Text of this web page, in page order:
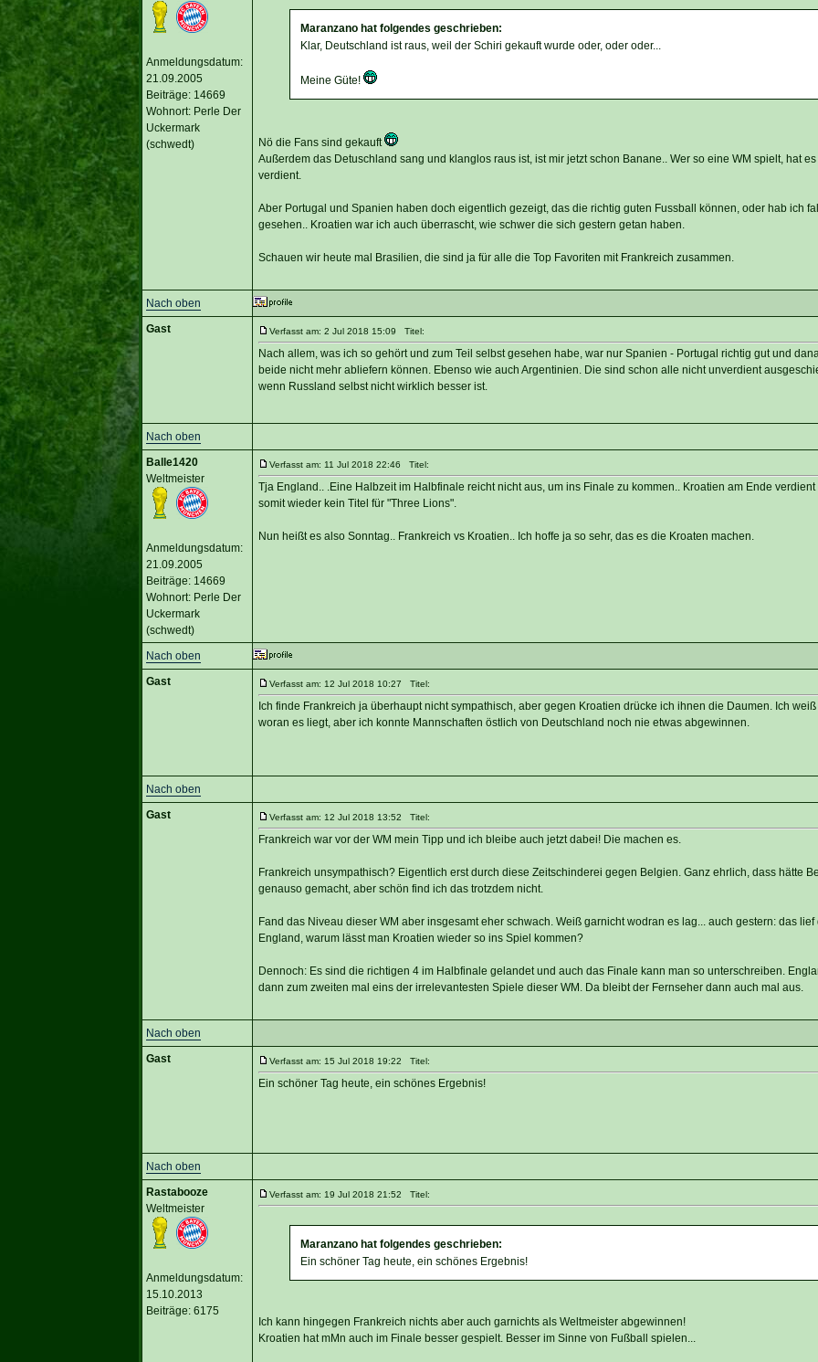
Anmeldungsdatum:
21.09.2005
Beiträge: 14669
Wohnort: Perle Der
Uckermark
(schwedt)
Maranzano hat folgendes geschrieben:
Klar, Deutschland ist raus, weil der Schiri gekauft wurde oder, oder oder...
Meine Güte!
Nö die Fans sind gekauft
Außerdem das Detuschland sang und klanglos raus ist, ist mir jetzt schon Banane.. Wer so eine WM spielt, hat
verdient.
Aber Portugal und Spanien haben doch eigentlich gezeigt, das die richtig guten Fussball können, oder hab ich
gesehen.. Kroatien war ich auch überrascht, wie schwer die sich gestern getan haben.
Schauen wir heute mal Brasilien, die sind ja für alle die Top Favoriten mit Frankreich zusammen.
Nach oben
Gast
Verfasst am: 2 Jul 2018 15:09 Titel:
Nach allem, was ich so gehört und zum Teil selbst gesehen habe, war nur Spanien - Portugal richtig gut und
beide nicht mehr abliefern können. Ebenso wie auch Argentinien. Die sind schon alle nicht unverdient
wenn Russland selbst nicht wirklich besser ist.
Nach oben
Balle1420
Weltmeister
Anmeldungsdatum:
21.09.2005
Beiträge: 14669
Wohnort: Perle Der
Uckermark
(schwedt)
Verfasst am: 11 Jul 2018 22:46 Titel:
Tja England.. .Eine Halbzeit im Halbfinale reicht nicht aus, um ins Finale zu kommen.. Kroatien am Ende verdient
somit wieder kein Titel für "Three Lions".
Nun heißt es also Sonntag.. Frankreich vs Kroatien.. Ich hoffe ja so sehr, das es die Kroaten machen.
Nach oben
Gast
Verfasst am: 12 Jul 2018 10:27 Titel:
Ich finde Frankreich ja überhaupt nicht sympathisch, aber gegen Kroatien drücke ich ihnen die Daumen. Ich
woran es liegt, aber ich konnte Mannschaften östlich von Deutschland noch nie etwas abgewinnen.
Nach oben
Gast
Verfasst am: 12 Jul 2018 13:52 Titel:
Frankreich war vor der WM mein Tipp und ich bleibe auch jetzt dabei! Die machen es.
Frankreich unsympathisch? Eigentlich erst durch diese Zeitschinderei gegen Belgien. Ganz ehrlich, dass hätte
genauso gemacht, aber schön find ich das trotzdem nicht.
Fand das Niveau dieser WM aber insgesamt eher schwach. Weiß garnicht wodran es lag... auch gestern: das lief
England, warum lässt man Kroatien wieder so ins Spiel kommen?
Dennoch: Es sind die richtigen 4 im Halbfinale gelandet und auch das Finale kann man so unterschreiben.
dann zum zweiten mal eins der irrelevantesten Spiele dieser WM. Da bleibt der Fernseher dann auch mal aus.
Nach oben
Gast
Verfasst am: 15 Jul 2018 19:22 Titel:
Ein schöner Tag heute, ein schönes Ergebnis!
Nach oben
Rastabooze
Weltmeister
Anmeldungsdatum:
15.10.2013
Beiträge: 6175
Verfasst am: 19 Jul 2018 21:52 Titel:
Maranzano hat folgendes geschrieben:
Ein schöner Tag heute, ein schönes Ergebnis!
Ich kann hingegen Frankreich nichts aber auch garnichts als Weltmeister abgewinnen!
Kroatien hat mMn auch im Finale besser gespielt. Besser im Sinne von Fußball spielen...